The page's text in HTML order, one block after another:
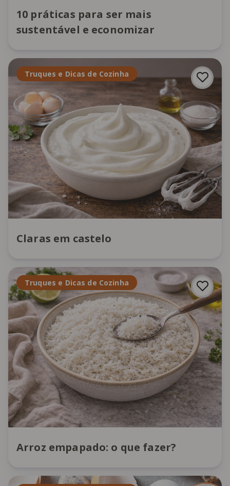
10 práticas para ser mais
sustentável e economizar
Truques e Dicas de Cozinha
Claras em castelo
Truques e Dicas de Cozinha
Arroz empapado: o que fazer?